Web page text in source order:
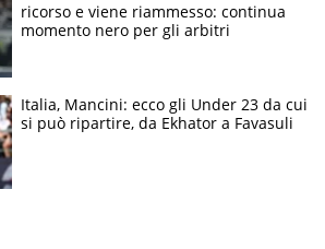
ricorso e viene riammesso: continua
momento nero per gli arbitri
Italia, Mancini: ecco gli Under 23 da cui
si può ripartire, da Ekhator a Favasuli